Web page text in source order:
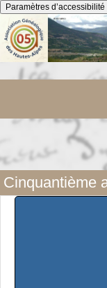
Panneau de gestion des
Paramètres d’accessibilité
Cinquantième